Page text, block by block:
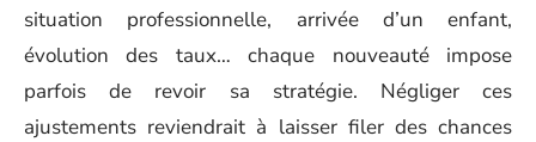
situation professionnelle, arrivée d’un enfant,
évolution des taux… chaque nouveauté impose
parfois de revoir sa stratégie. Négliger ces
ajustements reviendrait à laisser filer des chances